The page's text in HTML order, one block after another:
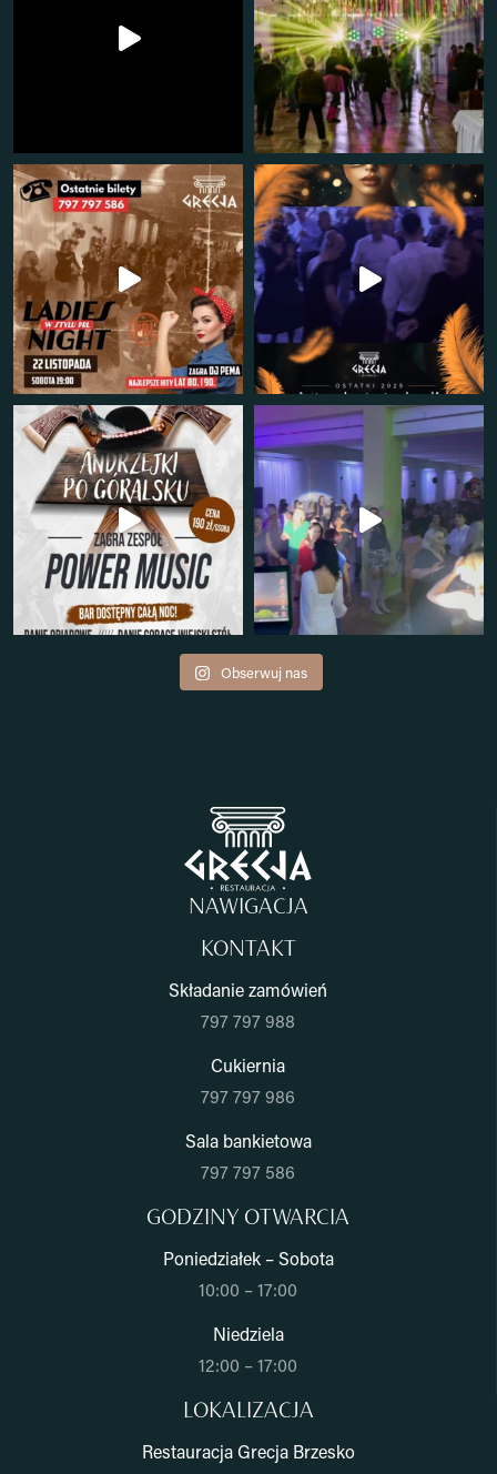
Obserwuj nas
NAWIGACJA
KONTAKT
Składanie zamówień
797 797 988
Cukiernia
797 797 986
Sala bankietowa
797 797 586
GODZINY OTWARCIA
Poniedziałek – Sobota
10:00 – 17:00
Niedziela
12:00 – 17:00
LOKALIZACJA
Restauracja Grecja Brzesko